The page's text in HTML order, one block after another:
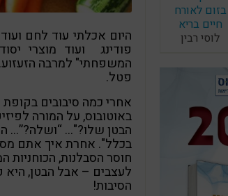
בזום לאורח
חיים בריא
לוסי רבין
היום אכלתי עוד לחם
פודינג ועוד מוצרי
המשפחתי" למרבה
פטל.
אחרי כמה סיבובים
באוטובוס, על המורה
הבטן שלו?"… “ושלה?”…
בכלל". אחרת איך אתם
חוסר הסבלנות,
לעצבים – אבל הבטן, היא
הסיבות!